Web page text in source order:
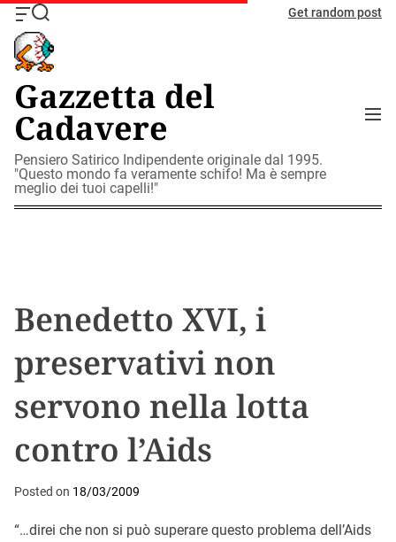
S
O
f
f
c
a
n
v
a
s
W
i
d
S
e
a
r
c
h
Get random post
Gazzetta del
Cadavere
Pensiero Satirico Indipendente originale dal 1995.
"Questo mondo fa veramente schifo! Ma è sempre
meglio dei tuoi capelli!"
M
Benedetto XVI, i
preservativi non
servono nella lotta
contro l’Aids
Posted on 18/03/2009
“…direi che non si può superare questo problema dell’Aids